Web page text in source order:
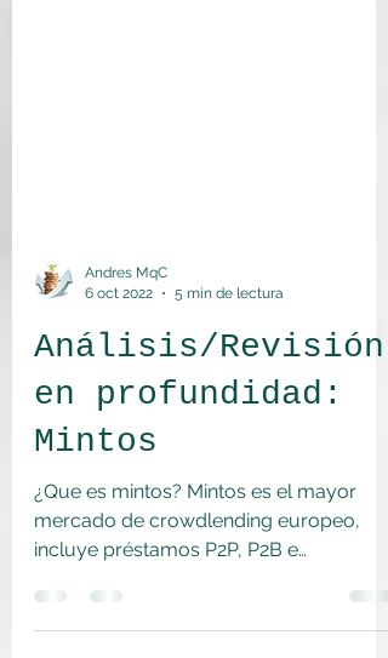
Andres MqC
5 min de lectura
Análisis/Revisión
en profundidad:
Mintos
mercado de crowdlending europeo,
incluye préstamos P2P, P2B e